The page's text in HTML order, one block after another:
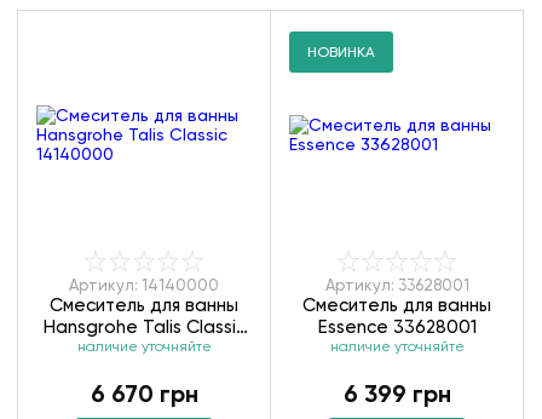
Артикул: 14140000
Смеситель для ванны
Hansgrohe Talis Classic
14140000
наличие уточняйте
6 670 грн
НОВИНКА
Артикул: 33628001
Смеситель для ванны
Essence 33628001
наличие уточняйте
6 399 грн